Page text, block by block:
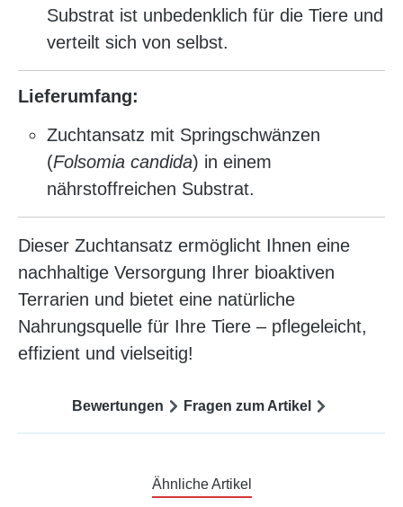
Substrat ist unbedenklich für die Tiere und
verteilt sich von selbst.
Lieferumfang:
Zuchtansatz mit Springschwänzen
(Folsomia candida) in einem
nährstoffreichen Substrat.
Dieser Zuchtansatz ermöglicht Ihnen eine
nachhaltige Versorgung Ihrer bioaktiven
Terrarien und bietet eine natürliche
Nahrungsquelle für Ihre Tiere – pflegeleicht,
effizient und vielseitig!
Bewertungen Fragen zum Artikel
Ähnliche Artikel